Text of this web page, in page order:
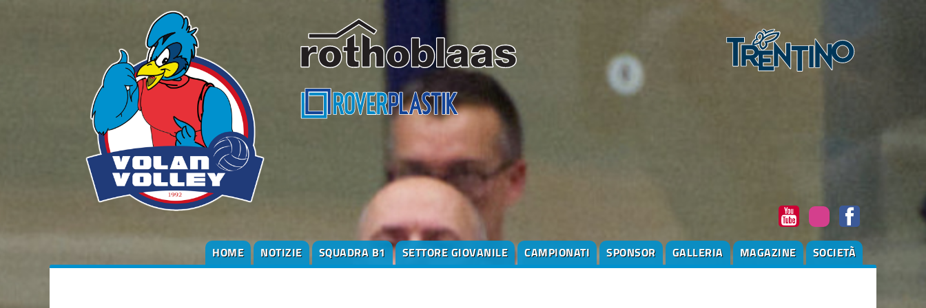
HOME NOTIZIE SQUADRA B1 SETTORE GIOVANILE CAMPIONATI SPONSOR GALLERIA MAGAZINE SOCIETÀ